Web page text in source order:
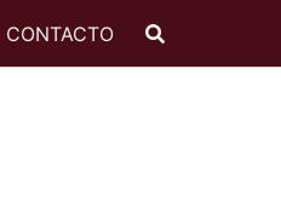
CONTACTO